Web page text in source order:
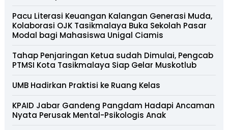
Pacu Literasi Keuangan Kalangan Generasi Muda,
Kolaborasi OJK Tasikmalaya Buka Sekolah Pasar
Modal bagi Mahasiswa Unigal Ciamis
Tahap Penjaringan Ketua sudah Dimulai, Pengcab
PTMSI Kota Tasikmalaya Siap Gelar Muskotlub
UMB Hadirkan Praktisi ke Ruang Kelas
KPAID Jabar Gandeng Pangdam Hadapi Ancaman
Nyata Perusak Mental-Psikologis Anak